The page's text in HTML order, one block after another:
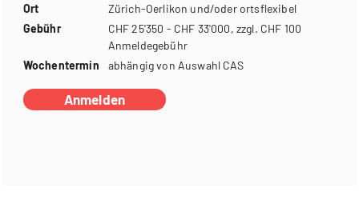
Ort
Zürich-Oerlikon und/oder ortsflexibel
Gebühr
CHF 25'350 - CHF 33'000, zzgl. CHF 100
Anmeldegebühr
Wochentermin
abhängig von Auswahl CAS
Anmelden